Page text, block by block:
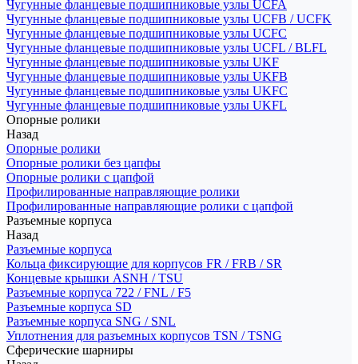
Чугунные фланцевые подшипниковые узлы UCFA
Чугунные фланцевые подшипниковые узлы UCFB / UCFK
Чугунные фланцевые подшипниковые узлы UCFC
Чугунные фланцевые подшипниковые узлы UCFL / BLFL
Чугунные фланцевые подшипниковые узлы UKF
Чугунные фланцевые подшипниковые узлы UKFB
Чугунные фланцевые подшипниковые узлы UKFC
Чугунные фланцевые подшипниковые узлы UKFL
Опорные ролики
Назад
Опорные ролики
Опорные ролики без цапфы
Опорные ролики с цапфой
Профилированные направляющие ролики
Профилированные направляющие ролики с цапфой
Разъемные корпуса
Назад
Разъемные корпуса
Кольца фиксирующие для корпусов FR / FRB / SR
Концевые крышки ASNH / TSU
Разъемные корпуса 722 / FNL / F5
Разъемные корпуса SD
Разъемные корпуса SNG / SNL
Уплотнения для разъемных корпусов TSN / TSNG
Сферические шарниры